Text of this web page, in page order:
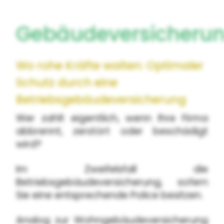
Wo rohe Kräfte walten: Optimaler
Schutz durch eine
Betriebsgebäudeversicherung
Wer zahlt eigentlich, wenn Ihre Firma
abbrennt, zerstört oder beschädigt
wird?
Im Zweifelsfall die
Betriebsgebäudeversicherung, sofern
Sie eine entsprechende Police besitzen.
Analog zur Wohngebäudeversicherung